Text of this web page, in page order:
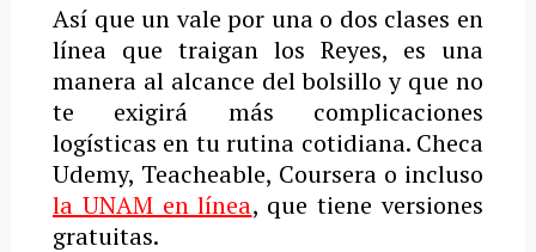
Así que un vale por una o dos clases en
línea que traigan los Reyes, es una
manera al alcance del bolsillo y que no
te exigirá más complicaciones
logísticas en tu rutina cotidiana. Checa
Udemy, Teacheable, Coursera o incluso
la UNAM en línea, que tiene versiones
gratuitas.